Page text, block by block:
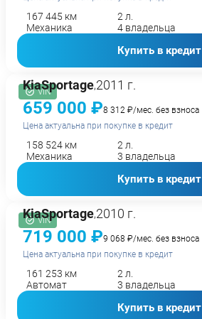
167 445 км 2 л.
Механика
4 владельца
Купить в кредит
VIN
KiaSportage,2011 г.
659 000 ₽8 312 ₽/мес. без взноса
Цена актуальна при покупке в кредит
158 524 км 2 л.
Механика
3 владельца
Купить в кредит
VIN
KiaSportage,2010 г.
719 000 ₽9 068 ₽/мес. без взноса
Цена актуальна при покупке в кредит
161 253 км 2 л.
Автомат
3 владельца
Купить в кредит